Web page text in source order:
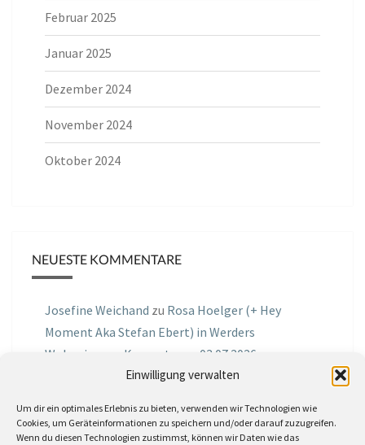
Einwilligung verwalten
Um dir ein optimales Erlebnis zu bieten, verwenden wir Technologien wie
Cookies, um Geräteinformationen zu speichern und/oder darauf zuzugreifen.
Wenn du diesen Technologien zustimmst, können wir Daten wie das
Februar 2025
Januar 2025
Dezember 2024
November 2024
Oktober 2024
NEUESTE KOMMENTARE
Josefine Weichand zu Rosa Hoelger (+ Hey
Moment Aka Stefan Ebert) in Werders
Wohnzimmer Konzerte am 03.07.2026
Podcast Nr.01 vom 08.09.2025 mit Joe Astray